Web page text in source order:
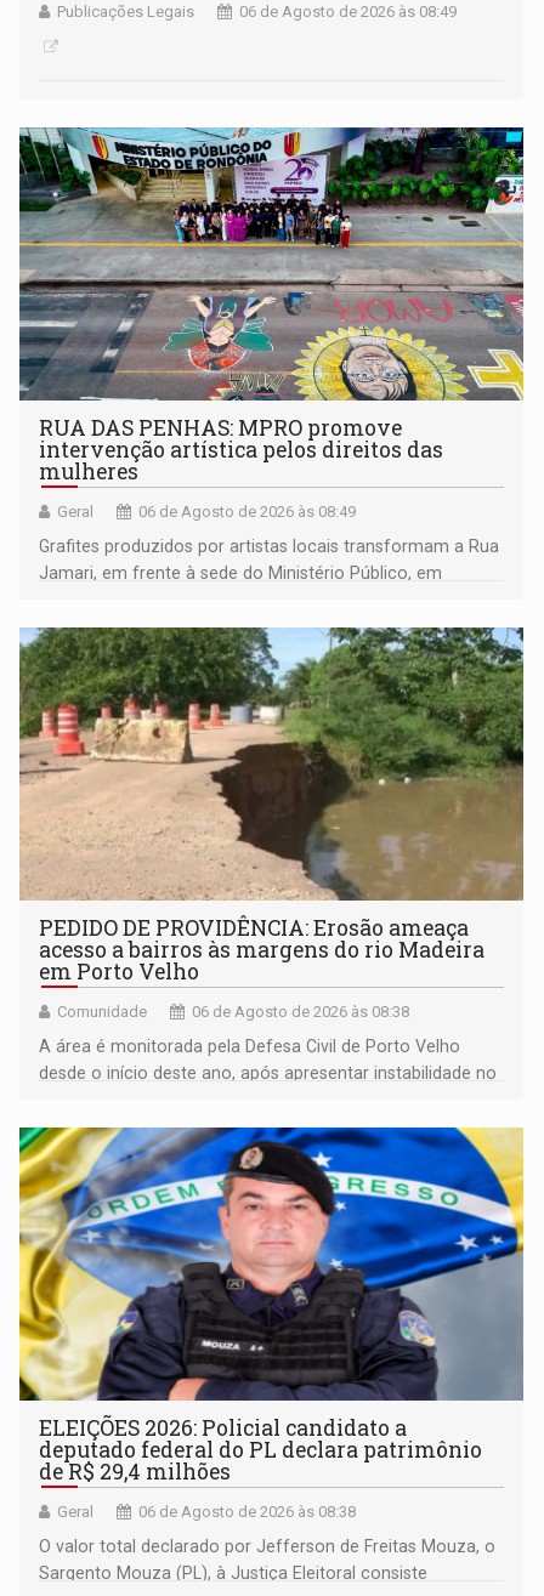
Publicações Legais 06 de Agosto de 2026 às 08:49
RUA DAS PENHAS: MPRO promove
intervenção artística pelos direitos das
mulheres
Geral 06 de Agosto de 2026 às 08:49
Grafites produzidos por artistas locais transformam a Rua
Jamari, em frente à sede do Ministério Público, em
da Penha e o enfrentamento à violência
PEDIDO DE PROVIDÊNCIA: Erosão ameaça
acesso a bairros às margens do rio Madeira
em Porto Velho
Comunidade 06 de Agosto de 2026 às 08:38
A área é monitorada pela Defesa Civil de Porto Velho
desde o início deste ano, após apresentar instabilidade no
ELEIÇÕES 2026: Policial candidato a
deputado federal do PL declara patrimônio
de R$ 29,4 milhões
Geral 06 de Agosto de 2026 às 08:38
O valor total declarado por Jefferson de Freitas Mouza, o
Sargento Mouza (PL), à Justiça Eleitoral consiste